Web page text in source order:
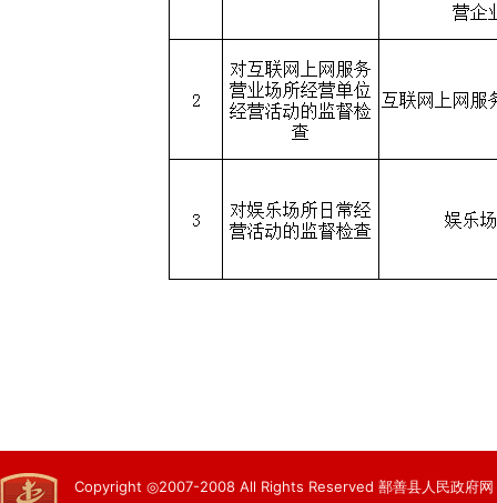
Copyright ◎2007-2008 All Rights Reserved 鄯善县人民政府网